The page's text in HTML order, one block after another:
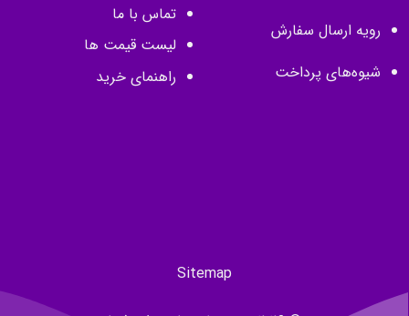
رویه ارسال سفارش
شیوه‌های پرداخت
تماس با ما
لیست قیمت ها
راهنمای خرید
Sitemap